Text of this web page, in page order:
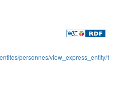
personnes/view_express_entity/1